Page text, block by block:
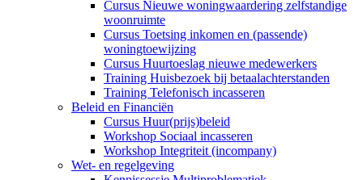
Cursus Nieuwe woningwaardering zelfstandige
woonruimte
Cursus Toetsing inkomen en (passende)
woningtoewijzing
Cursus Huurtoeslag nieuwe medewerkers
Training Huisbezoek bij betaalachterstanden
Training Telefonisch incasseren
Beleid en Financiën
Cursus Huur(prijs)beleid
Workshop Sociaal incasseren
Workshop Integriteit (incompany)
Wet- en regelgeving